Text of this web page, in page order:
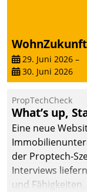
– und
den Weg vom
Mieteranliegen
29. Juni 2026 –
30. Juni 2026
PropTechCheck
What’s up,
Eine neue
der Proptech-
Interviews
und Fähigkeiten.